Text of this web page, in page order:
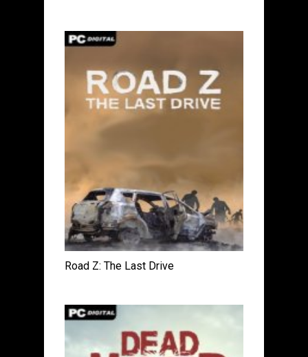
Road Z: The Last Drive